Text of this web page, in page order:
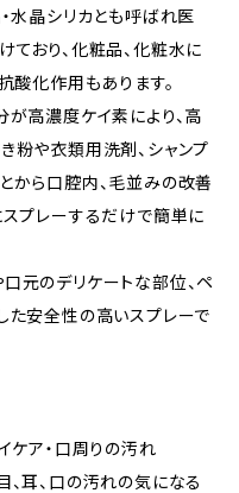
水晶シリカとも呼ばれ医
おり、化粧品、化粧水に
酸化作用もあります。
高濃度ケイ素により、高
粉や衣類用洗剤、シャンプ
から口腔内、毛並みの改善
スプレーするだけで簡単に
元のデリケートな部位、ペ
た安全性の高いスプレーで
ケア・口周りの汚れ
耳、口の汚れの気になる